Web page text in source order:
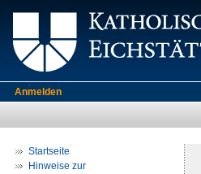
Anmelden
Startseite
Hinweise zur